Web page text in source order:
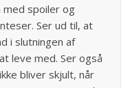
med spoiler og
Ser ud til, at
i slutningen af
leve med. Ser også
bliver skjult, når